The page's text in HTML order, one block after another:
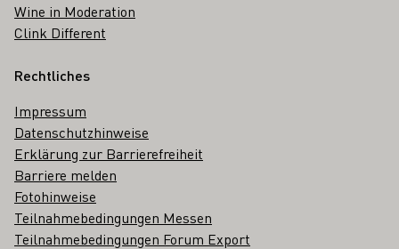
Wine in Moderation
Clink Different
Rechtliches
Impressum
Datenschutzhinweise
Erklärung zur Barrierefreiheit
Barriere melden
Fotohinweise
Teilnahmebedingungen Messen
Teilnahmebedingungen Forum Export